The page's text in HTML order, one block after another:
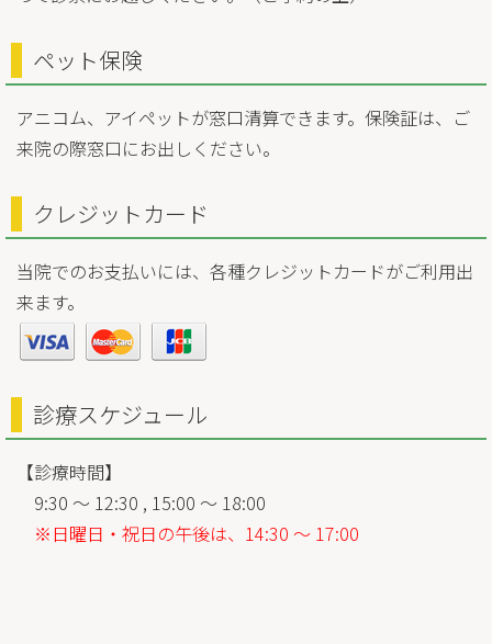
ペット保険
アニコム、アイペットが窓口清算できます。保険証は、ご
来院の際窓口にお出しください。
クレジットカード
当院でのお支払いには、各種クレジットカードがご利用出
来ます。
診療スケジュール
【診療時間】
9:30 ～ 12:30 , 15:00 ～ 18:00
※日曜日・祝日の午後は、14:30 ～ 17:00